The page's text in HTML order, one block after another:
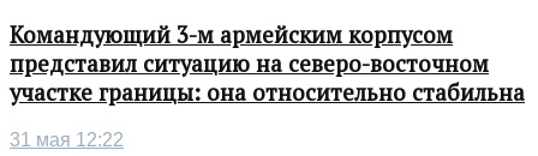
Командующий 3-м армейским корпусом
представил ситуацию на северо-восточном
участке границы: она относительно стабильна
31 мая 12:22